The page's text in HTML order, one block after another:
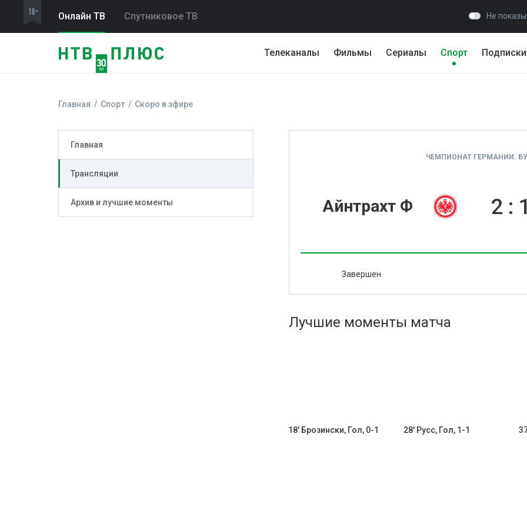
Онлайн ТВ Спутниковое ТВ Не
Телеканалы Фильмы Сериалы Спорт Подписки
Главная Спорт Скоро в эфире
Главная
Трансляции
Архив и лучшие моменты
ЧЕМПИОНАТ ГЕРМАНИИ.
Айнтрахт Ф 2 :
Завершен
Лучшие моменты матча
18' Брозински, Гол, 0-1 28' Русс, Гол, 1-1